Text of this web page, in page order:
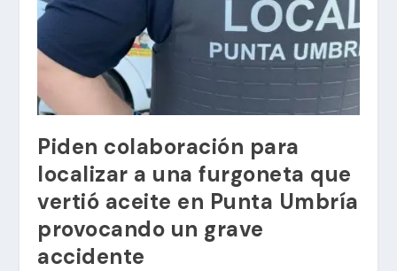
Piden colaboración para
localizar a una furgoneta que
vertió aceite en Punta Umbría
provocando un grave
accidente